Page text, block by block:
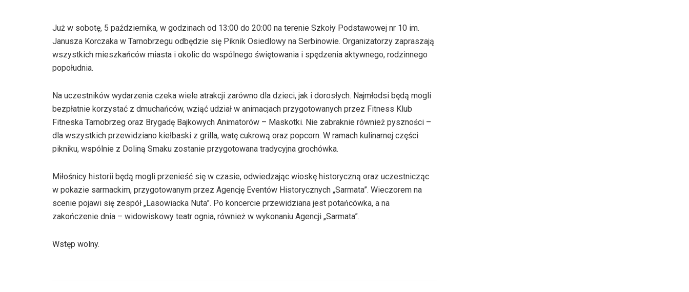
Już w sobotę, 5 października, w godzinach od 13:00 do 20:00 na terenie Szkoły Podstawowej nr 10 im.
Janusza Korczaka w Tarnobrzegu odbędzie się Piknik Osiedlowy na Serbinowie. Organizatorzy zapraszają
wszystkich mieszkańców miasta i okolic do wspólnego świętowania i spędzenia aktywnego, rodzinnego
popołudnia.
Na uczestników wydarzenia czeka wiele atrakcji zarówno dla dzieci, jak i dorosłych. Najmłodsi będą mogli
bezpłatnie korzystać z dmuchańców, wziąć udział w animacjach przygotowanych przez Fitness Klub
Fitneska Tarnobrzeg oraz Brygadę Bajkowych Animatorów – Maskotki. Nie zabraknie również pyszności –
dla wszystkich przewidziano kiełbaski z grilla, watę cukrową oraz popcorn. W ramach kulinarnej części
pikniku, wspólnie z Doliną Smaku zostanie przygotowana tradycyjna grochówka.
Miłośnicy historii będą mogli przenieść się w czasie, odwiedzając wioskę historyczną oraz uczestnicząc
w pokazie sarmackim, przygotowanym przez Agencję Eventów Historycznych „Sarmata”. Wieczorem na
scenie pojawi się zespół „Lasowiacka Nuta”. Po koncercie przewidziana jest potańcówka, a na
zakończenie dnia – widowiskowy teatr ognia, również w wykonaniu Agencji „Sarmata”.
Wstęp wolny.